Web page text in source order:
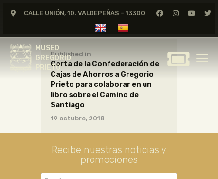
CALLE UNIÓN, 10. VALDEPEÑAS - 13300
MUSEO
GREGORIO
PRIETO
MUSEO
GREGORIO
GREGORIO PRIETO
MUSEO
ARCHIVO
NOTICIAS
Published in
Carta de la Confederación de
Cajas de Ahorros a Gregorio
Prieto para colaborar en un
libro sobre el Camino de
Santiago
19 octubre, 2018
Recibe nuestras noticias y
promociones